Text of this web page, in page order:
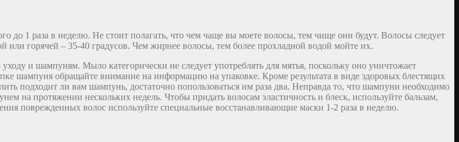
до 1 раза в неделю. Не стоит полагать, что чем чаще вы моете волосы, тем чище они будут. Волосы следует
горячей – 35-40 градусов. Чем жирнее волосы, тем более прохладной водой мойте их.
и шампуням. Мыло категорически не следует употреблять для мятья, поскольку оно уничтожает
шампуня обращайте внимание на информацию на упаковке. Кроме результата в виде здоровых блестящих
подходит ли вам шампунь, достаточно попользоваться им раза два. Неправда то, что шампуни необходимо
на протяжении нескольких недель. Чтобы придать волосам эластичность и блеск, используйте бальзам,
поврежденных волос используйте специальные восстанавливающие маски 1-2 раза в неделю.